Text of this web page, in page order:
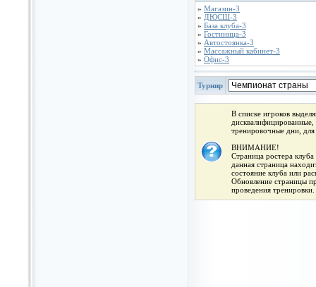
» Магазин-3
» ДЮСШ-3
» База клуба-3
» Гостиница-3
» Автостоянка-3
» Массажный кабинет-3
» Офис-3
Турнир
В списке игроков
тренировочные дни,
ВНИМАНИЕ!
Страница ростера
данная страница
состояние клуба или
Обновление страницы
проведения тренировки.